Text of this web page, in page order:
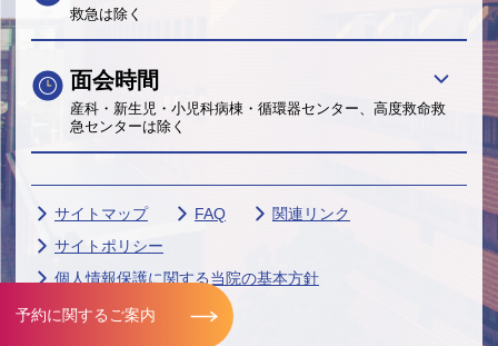
予約に関するご案内
救急は除く
面会時間
産科・新生児・小児科病棟・循環器センター、高度救命救
急センターは除く
サイトマップ FAQ
関連リンク
サイトポリシー
個人情報保護に関する当院の基本方針
帝京大学グループ